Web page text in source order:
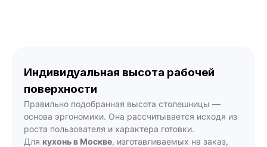
Индивидуальная высота рабочей
поверхности
Правильно подобранная высота столешницы —
основа эргономики. Она рассчитывается исходя из
роста пользователя и характера готовки.
Для кухонь в Москве, изготавливаемых на заказ,